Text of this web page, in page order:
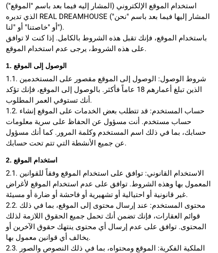
استخدام الموقع الإلكتروني (المشار إليه فيما بعد باسم "الموقع")
الذي تديره REAL DREAMHOUSE (المشار إليها فيما بعد باسم "نحن"
أو "خاصتنا" أو "لنا").
باستخدام الموقع، فإنك تقبل هذه الشروط بالكامل. إذا كنت لا توافق
على هذه الشروط، يرجى عدم استخدام الموقع.
1. الوصول إلى الموقع
1.1. شروط الوصول: الوصول إلى الموقع مقصور على المستخدمين
الذين تبلغ أعمارهم 18 عاماً فأكثر. بالوصول إلى الموقع، فإنك تؤكد
أنك تستوفي العمر المطلوب.
1.2. حساب المستخدم: قد تتطلب بعض الخدمات على الموقع إنشاء
حساب مستخدم. أنت مسؤول عن الحفاظ على سرية معلومات
حسابك، بما في ذلك اسم المستخدم وكلمة المرور. كما أنك مسؤول
عن جميع الأنشطة التي تتم تحت حسابك.
2. استخدام الموقع
2.1. الاستخدام القانوني: توافق على استخدام الموقع وفقاً للقوانين
المعمول بها وهذه الشروط. توافق على عدم استخدام الموقع لأغراض
غير قانونية أو احتيالية أو تشهيرية أو فاحشة أو ضارة أو مسيئة.
2.2. محتوى المستخدم: عند إرسال محتوى إلى الموقع، بما في ذلك
قوائم العقارات، فإنك تضمن أنك تحمل جميع الحقوق اللازمة لذلك
المحتوى. توافق على عدم إرسال أي محتوى ينتهك حقوق الآخرين أو
يخالف أي قوانين معمول بها.
2.3. الملكية الفكرية: الموقع ومحتواه، بما في ذلك النصوص والصور